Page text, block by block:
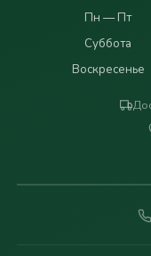
Пн — Пт
Суббота
Воскресенье